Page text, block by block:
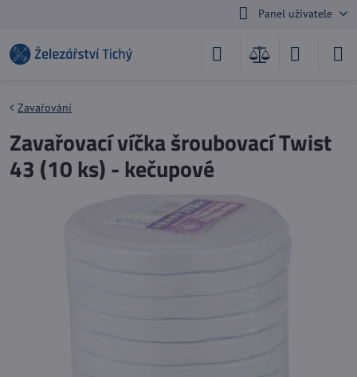
Panel uživatele
Zavařování
Zavařovací víčka šroubovací Twist
43 (10 ks) - kečupové